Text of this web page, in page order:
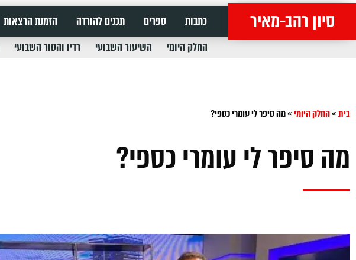
סיון רהב-מאיר כתבות ספרים תכנים להורדה הזמנת הרצאות
החלק היומי
השיעור השבועי רדיו והטור השבועי
בית»החלק היומי»מה סיפר לי עומרי כספי?
מה סיפר לי עומרי כספי?